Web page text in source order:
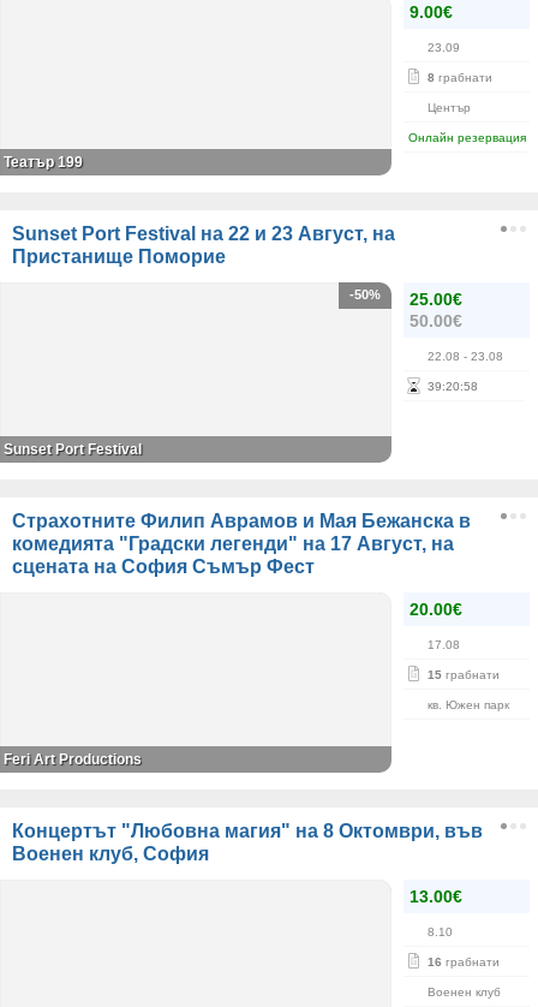
9.00€
23.09
8 грабнати
Център
Онлайн резервация
Театър 199
Sunset Port Festival на 22 и 23 Август, на
Пристанище Поморие
25.00€
50.00€
22.08 - 23.08
39:20:58
-50%
Sunset Port Festival
Страхотните Филип Аврамов и Мая Бежанска в
комедията "Градски легенди" на 17 Август, на
сцената на София Съмър Фест
20.00€
17.08
15 грабнати
кв. Южен парк
Feri Art Productions
Концертът "Любовна магия" на 8 Октомври, във
Военен клуб, София
13.00€
8.10
16 грабнати
Военен клуб